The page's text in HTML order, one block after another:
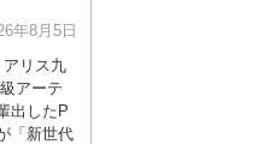
年8月5日
リス九
アーテ
出したP
「新世代